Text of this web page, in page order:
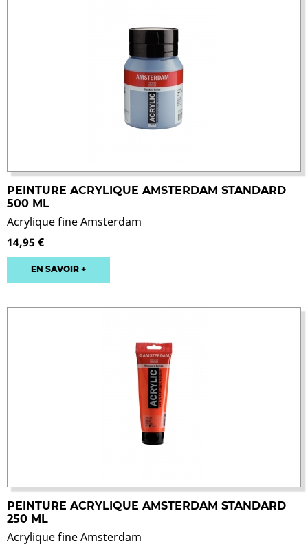
PEINTURE ACRYLIQUE AMSTERDAM STANDARD
500 ML
Acrylique fine Amsterdam
14,95 €
EN SAVOIR +
PEINTURE ACRYLIQUE AMSTERDAM STANDARD
250 ML
Acrylique fine Amsterdam